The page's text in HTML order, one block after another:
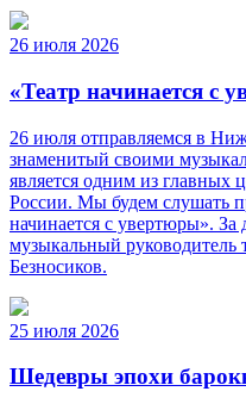
26 июля 2026
«Театр начинается с
26 июля отправляемся в
знаменитый своими
является одним из главных
России. Мы будем слушать
начинается с увертюры».
музыкальный руководитель
Безносиков.
25 июля 2026
Шедевры эпохи